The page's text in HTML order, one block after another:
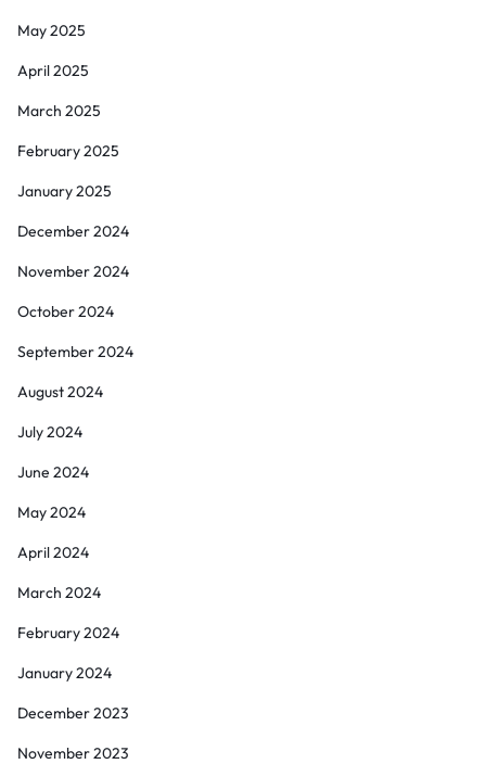
May 2025
April 2025
March 2025
February 2025
January 2025
December 2024
November 2024
October 2024
September 2024
August 2024
July 2024
June 2024
May 2024
April 2024
March 2024
February 2024
January 2024
December 2023
November 2023